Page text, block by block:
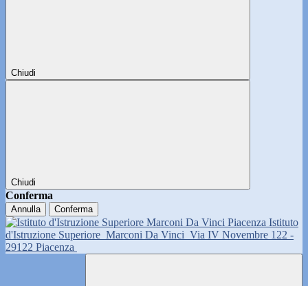
Chiudi
Chiudi
Conferma
Annulla Conferma
Istituto
d'Istruzione Superiore Marconi Da Vinci Via IV Novembre 122 -
29122 Piacenza